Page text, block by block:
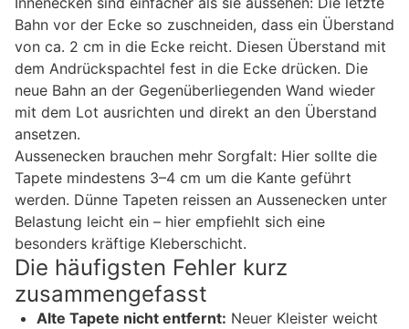
Bahn vor der Ecke so zuschneiden, dass ein Überstand
von ca. 2 cm in die Ecke reicht. Diesen Überstand mit
dem Andrückspachtel fest in die Ecke drücken. Die
neue Bahn an der Gegenüberliegenden Wand wieder
mit dem Lot ausrichten und direkt an den Überstand
ansetzen.
Aussenecken brauchen mehr Sorgfalt: Hier sollte die
Tapete mindestens 3–4 cm um die Kante geführt
werden. Dünne Tapeten reissen an Aussenecken unter
Belastung leicht ein – hier empfiehlt sich eine
besonders kräftige Kleberschicht.
Die häufigsten Fehler kurz
zusammengefasst
Alte Tapete nicht entfernt: Neuer Kleister weicht